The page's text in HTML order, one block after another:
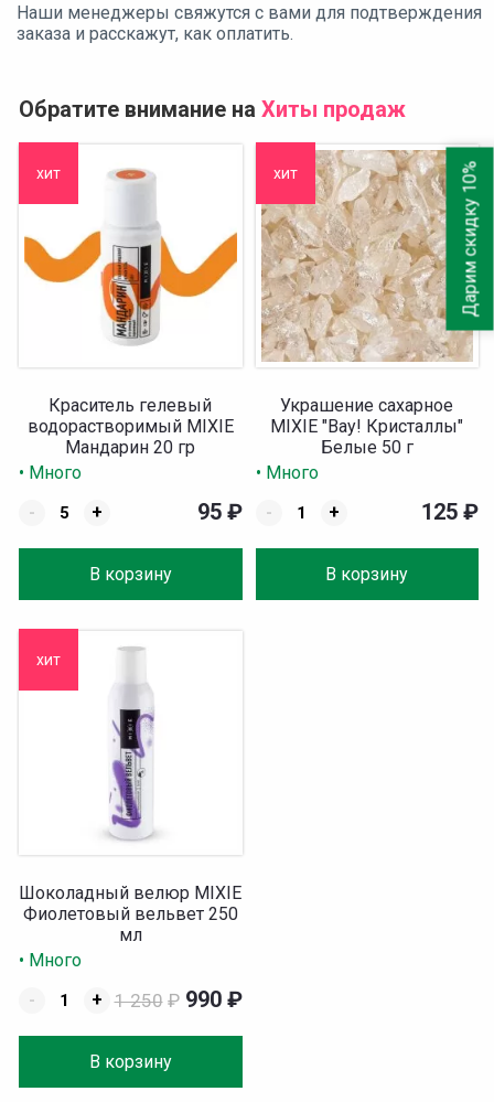
Наши менеджеры свяжутся с вами для подтверждения
заказа и расскажут, как оплатить.
Обратите внимание на Хиты продаж
хит
Краситель гелевый
водорастворимый MIXIE
Мандарин 20 гр
• Много
-
+
В корзину
95 ₽
хит
Украшение сахарное
MIXIE "Вау! Кристаллы"
Белые 50 г
• Много
-
+
В корзину
125 ₽
хит
Шоколадный велюр MIXIE
Фиолетовый вельвет 250
мл
• Много
-
+
В корзину
1 250 ₽ 990 ₽
Дарим скидку 10%